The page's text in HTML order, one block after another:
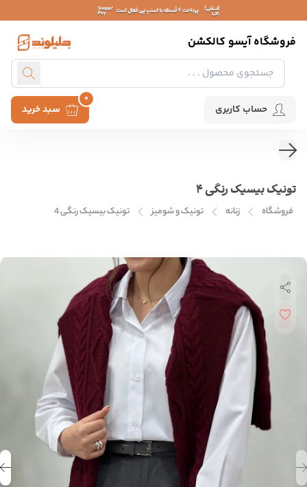
فروشگاه آیسو کالکشن
حساب کاربری سبد خرید
0
تونیک بیسیک رنگی 4
فروشگاه زنانه تونیک و شومیز تونیک بیسیک رنگی 4